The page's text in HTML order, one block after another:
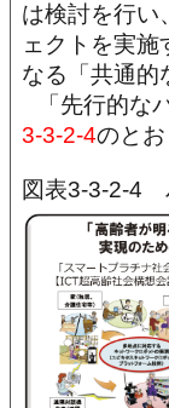
は検討を行い
ェクトを実
なる「共通的
「先行的な
3-3-2-4のと
図表3-3-2-4